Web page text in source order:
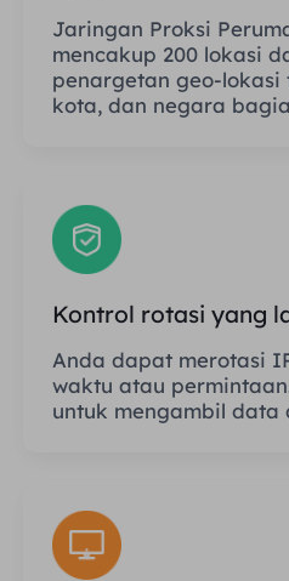
Jaringan Proksi
mencakup 200 lokasi
penargetan geo-
kota, dan negara
Kontrol rotasi yang
Anda dapat merotasi
waktu atau
untuk mengambil data